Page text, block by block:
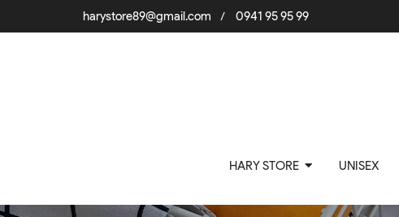
harystore89@gmail.com / 0941 95 95 99
HARY STORE UNISEX